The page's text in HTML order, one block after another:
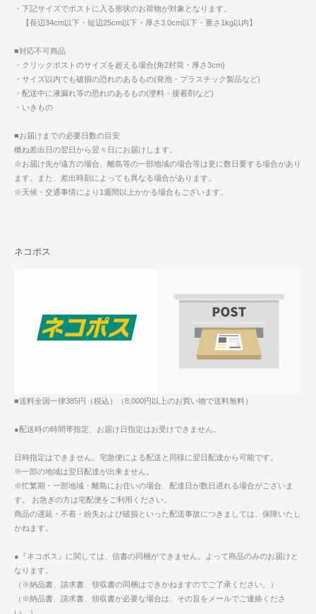
・下記サイズでポストに入る形状のお荷物が対象となります。
【長辺34cm以下・短辺25cm以下・厚さ3.0cm以下・重さ1kg以内】
■対応不可商品
・クリックポストのサイズを超える場合(角2封筒・厚さ3cm)
・サイズ以内でも破損の恐れのあるもの(発泡・プラスチック製品など)
・配送中に液漏れ等の恐れのあるもの(塗料・接着剤など)
・いきもの
■お届けまでの必要日数の目安
概ね差出日の翌日から翌々日にお届けします。
※お届け先が遠方の場合、離島等の一部地域の場合等は更に数日要する場合があり
ます。また、差出時刻によっても異なる場合があります。
※天候・交通事情により1週間以上かかる場合もございます。
ネコポス
■送料全国一律385円（税込）（8,000円以上のお買い物で送料無料）
●配送時の時間帯指定、お届け日指定はお受けできません。
日時指定はできません。宅急便による配送と同様に翌日配達から可能です。
※一部の地域は翌日配達が出来ません。
※忙繁期・一部地域・離島にお住いの場合、配達日が数日遅れる場合がございま
す。 お急ぎの方は宅配便をご利用ください。
商品の遅延・不着・紛失および破損といった配送事故につきましては、保障いたし
かねます。
●『ネコポス』に関しては、信書の同梱ができません。よって商品のみのお届けと
なります。
（※納品書、請求書、領収書の同梱はできかねますのでご了承ください。）
（※納品書、請求書、領収書が必要な場合は、その旨をメールでご連絡くださ